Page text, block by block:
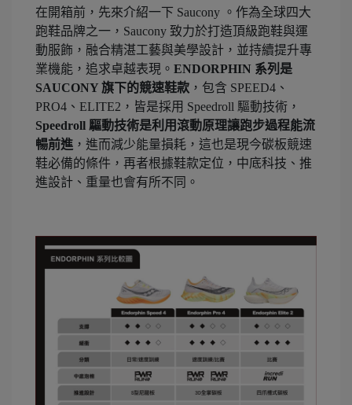
在開箱前，先來介紹一下 Saucony 。作為全球四大
跑鞋品牌之一，Saucony 致力於打造頂級跑鞋與運
動服飾，融合精湛工藝與美學設計，並持續提升專
業機能，追求卓越表現。 ENDORPHIN 系列是
SAUCONY 旗下的競速鞋款 ，包含 SPEED4、
PRO4、ELITE2，皆是採用 Speedroll 驅動技術，
Speedroll 驅動技術是利用滾動原理讓跑步過程能流
暢前進 ，進而減少能量損耗，這也是現今碳板競速
鞋必備的條件，再者根據鞋款定位，中底科技、推
進設計、重量也會有所不同。